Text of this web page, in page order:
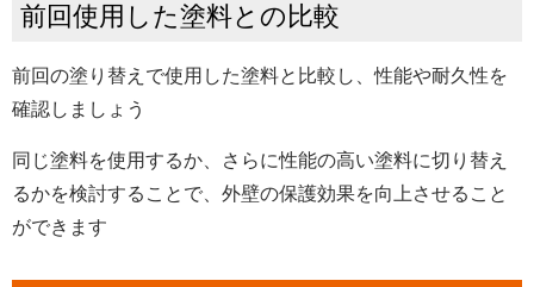
前回使用した塗料との比較
前回の塗り替えで使用した塗料と比較し、性能や耐久性を
確認しましょう
同じ塗料を使用するか、さらに性能の高い塗料に切り替え
るかを検討することで、外壁の保護効果を向上させること
ができます